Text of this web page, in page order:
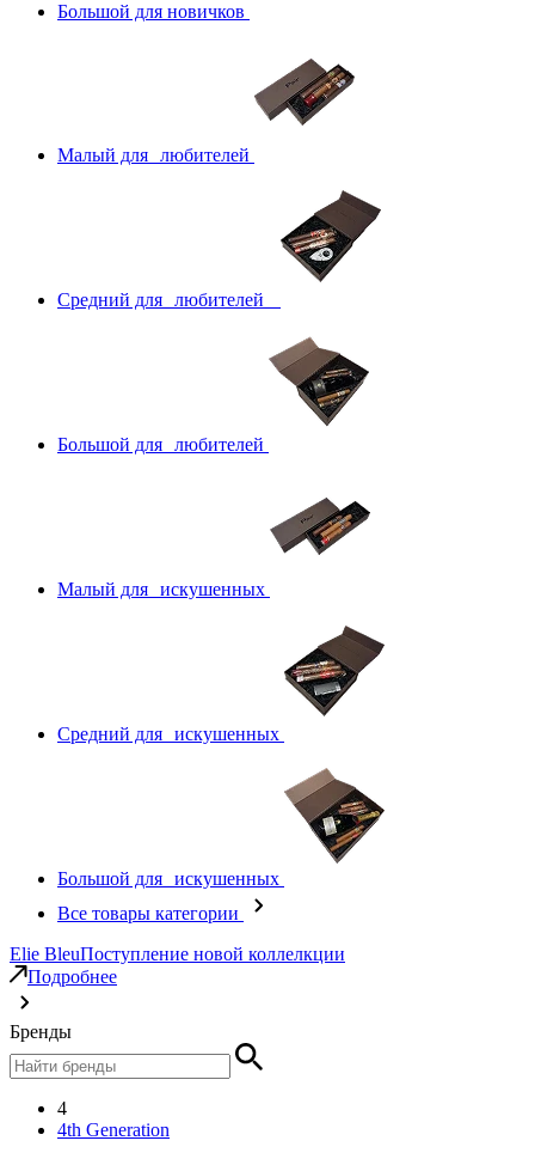
Большой для новичков
Малый для любителей
Средний для любителей
Большой для любителей
Малый для искушенных
Средний для искушенных
Большой для искушенных
Все товары категории
Elie BleuПоступление новой коллелкции
Подробнее
Бренды
4
4th Generation